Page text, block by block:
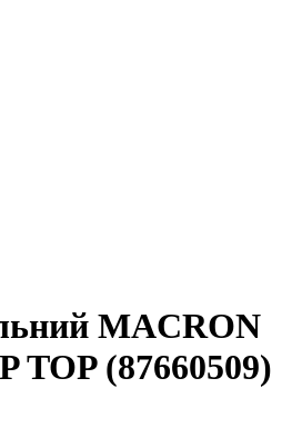
MACRON
TOP (87660509)